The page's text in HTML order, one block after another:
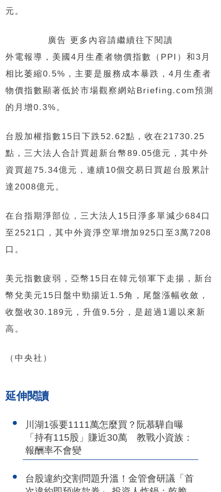
元。
廣告 更多內容請繼續往下閱讀
外電報導，美國4月生產者物價指數（PPI）和3月
相比萎縮0.5%，主要是服務成本暴跌，4月生產者
物價指數顯著低於市場觀察網站Briefing.com預測
的月增0.3%。
台股加權指數15日下跌52.62點，收在21730.25
點，三大法人合計買超新台幣89.05億元，其中外
資買超75.34億元，連續10個交易日買超台股累計
達2008億元。
在台指期淨部位，三大法人15日淨多單減少684口
至2521口，其中外資淨空單增加925口至3萬7208
口。
美元指數疲弱，亞幣15日在韓元領軍下走揚，新台
幣兌美元15日盤中勁揚近1.5角，尾盤漲幅收斂，
收盤收30.189元，升值9.5分，是超過1週以來新
高。
（中央社）
延伸閱讀
川湖1張要1111萬怎麼買？阮慕驊自曝
「持有115股」賺近30萬 教戰小資族：
報酬率不會變
台股違約交割問題升溫！金管會研議「首